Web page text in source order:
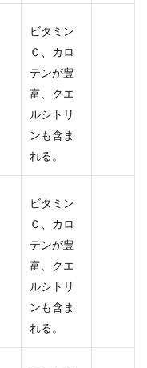
ビタミン
Ｃ、カロ
テンが豊
富、クエ
ルシトリ
ンも含ま
れる。
ビタミン
Ｃ、カロ
テンが豊
富、クエ
ルシトリ
ンも含ま
れる。